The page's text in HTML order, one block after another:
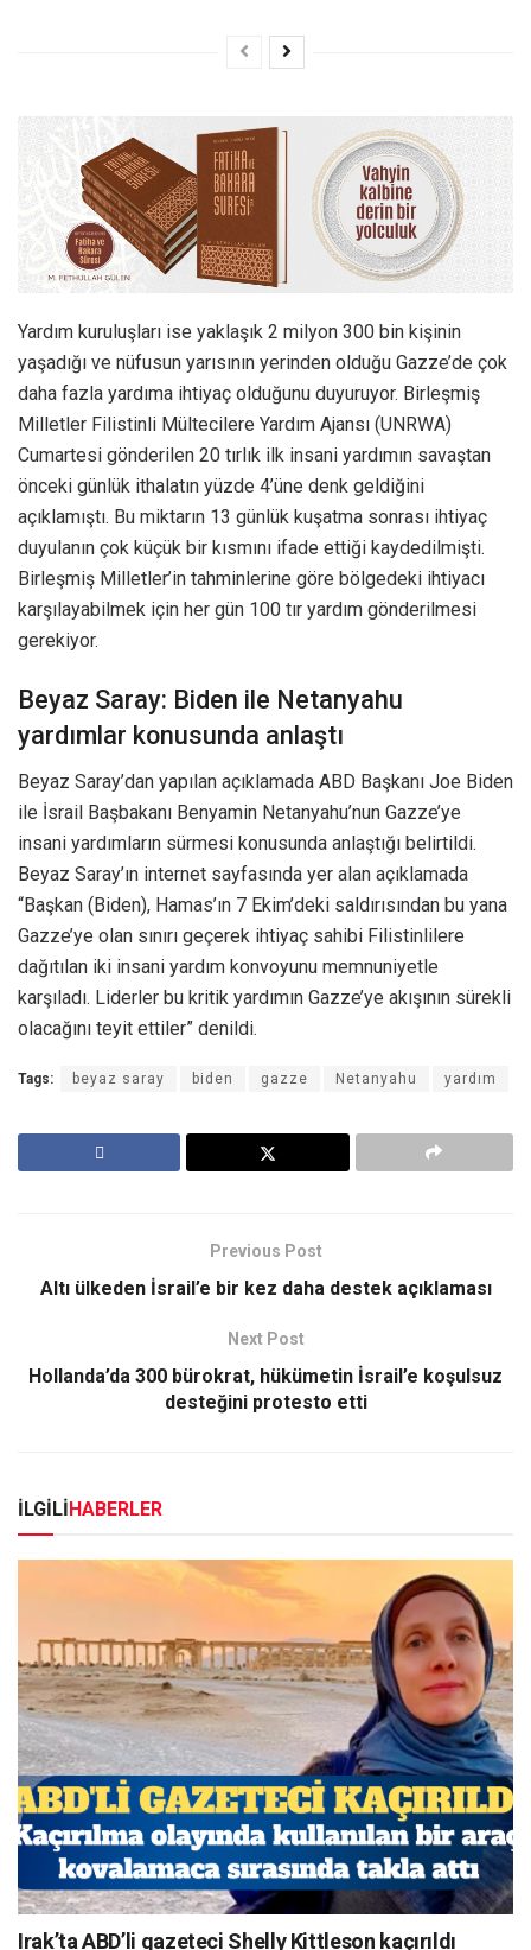
Yardım kuruluşları ise yaklaşık 2 milyon 300 bin kişinin
yaşadığı ve nüfusun yarısının yerinden olduğu Gazze’de çok
daha fazla yardıma ihtiyaç olduğunu duyuruyor. Birleşmiş
Milletler Filistinli Mültecilere Yardım Ajansı (UNRWA)
Cumartesi gönderilen 20 tırlık ilk insani yardımın savaştan
önceki günlük ithalatın yüzde 4’üne denk geldiğini
açıklamıştı. Bu miktarın 13 günlük kuşatma sonrası ihtiyaç
duyulanın çok küçük bir kısmını ifade ettiği kaydedilmişti.
Birleşmiş Milletler’in tahminlerine göre bölgedeki ihtiyacı
karşılayabilmek için her gün 100 tır yardım gönderilmesi
gerekiyor.
Beyaz Saray: Biden ile Netanyahu
yardımlar konusunda anlaştı
Beyaz Saray’dan yapılan açıklamada ABD Başkanı Joe Biden
ile İsrail Başbakanı Benyamin Netanyahu’nun Gazze’ye
insani yardımların sürmesi konusunda anlaştığı belirtildi.
Beyaz Saray’ın internet sayfasında yer alan açıklamada
“Başkan (Biden), Hamas’ın 7 Ekim’deki saldırısından bu yana
Gazze’ye olan sınırı geçerek ihtiyaç sahibi Filistinlilere
dağıtılan iki insani yardım konvoyunu memnuniyetle
karşıladı. Liderler bu kritik yardımın Gazze’ye akışının sürekli
olacağını teyit ettiler” denildi.
Tags: beyaz saray biden gazze Netanyahu yardım
Previous Post
Altı ülkeden İsrail’e bir kez daha destek açıklaması
Next Post
Hollanda’da 300 bürokrat, hükümetin İsrail’e koşulsuz
desteğini protesto etti
İLGİLİHABERLER
Irak’ta ABD’li gazeteci Shelly Kittleson kaçırıldı